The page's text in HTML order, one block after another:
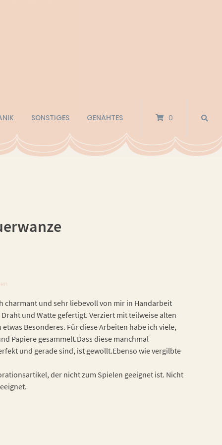
SONSTIGES GENÄHTES 0
charmant und sehr liebevoll von mir in Handarbeit
und Watte gefertigt. Verziert mit teilweise alten
Besonderes. Für diese Arbeiten habe ich viele,
Papiere gesammelt.Dass diese manchmal
und gerade sind, ist gewollt.Ebenso wie vergilbte
der nicht zum Spielen geeignet ist. Nicht